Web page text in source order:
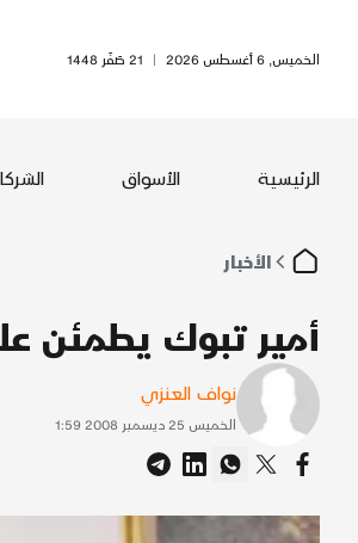
الخميس, 6 أغسطس 2026 | 21 صَفَر 1448
الرئيسية الأسواق
الأخبار
أمير تبوك يطمئن
نواف العنزي
الخميس 25 ديسمبر 2008 1:59